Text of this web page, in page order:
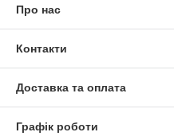
Про нас
Контакти
Доставка та оплата
Графік роботи